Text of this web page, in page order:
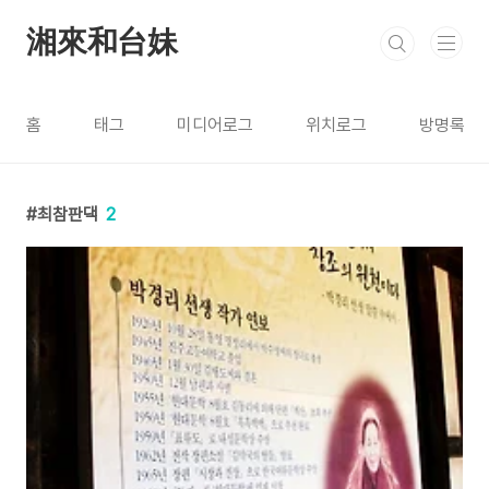
湘來和台妹
홈 태그 미디어로그 위치로그 방명록
최참판댁 2